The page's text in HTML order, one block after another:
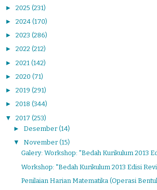
► 2025 (231)
► 2024 (170)
► 2023 (286)
► 2022 (212)
► 2021 (142)
► 2020 (71)
► 2019 (291)
► 2018 (344)
▼ 2017 (253)
► Desember (14)
▼ November (15)
Galery: Workshop: "Bedah Kurikulum 2013
Workshop: "Bedah Kurikulum 2013 Edisi
Penilaian Harian Matematika (Operasi Bentuk